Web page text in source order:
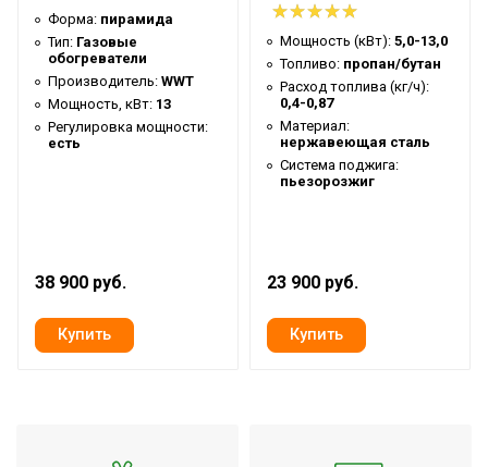
Форма: пирамида
Тип: Газовые
обогреватели
Производитель: WWT
Мощность, кВт: 13
Регулировка мощности:
есть
38 900 руб.
Мощность (кВт): 5,0-13,0
Топливо: пропан/бутан
Расход топлива (кг/ч):
0,4-0,87
Материал:
нержавеющая сталь
Система поджига:
пьезорозжиг
23 900 руб.